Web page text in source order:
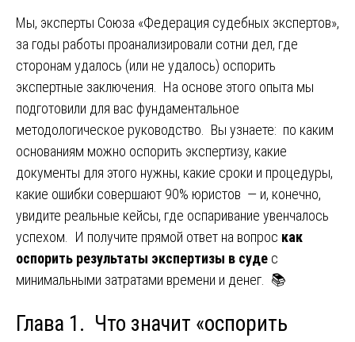
Мы, эксперты Союза «Федерация судебных экспертов»,
за годы работы проанализировали сотни дел, где
сторонам удалось (или не удалось) оспорить
экспертные заключения. На основе этого опыта мы
подготовили для вас фундаментальное
методологическое руководство. Вы узнаете: по каким
основаниям можно оспорить экспертизу, какие
документы для этого нужны, какие сроки и процедуры,
какие ошибки совершают 90% юристов — и, конечно,
увидите реальные кейсы, где оспаривание увенчалось
успехом. И получите прямой ответ на вопрос как
оспорить результаты экспертизы в суде с
минимальными затратами времени и денег. 📚
Глава 1. Что значит «оспорить